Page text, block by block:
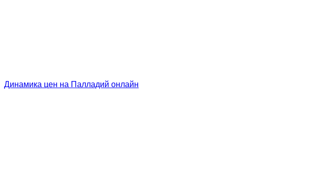
Динамика цен на Палладий онлайн